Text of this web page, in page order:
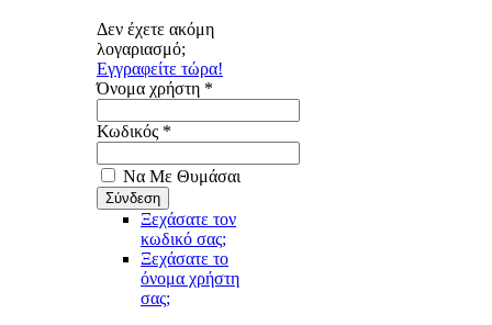
Δεν έχετε ακόμη
λογαριασμό;
Εγγραφείτε τώρα!
Όνομα χρήστη *
Κωδικός *
Να Με Θυμάσαι
Ξεχάσατε τον
κωδικό σας;
Ξεχάσατε το
όνομα χρήστη
σας;